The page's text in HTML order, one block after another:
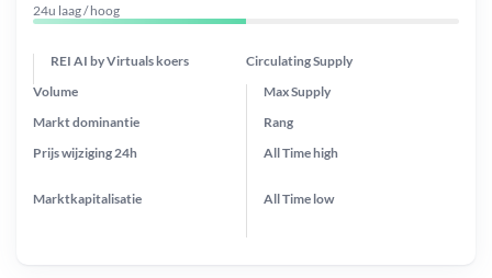
24u laag / hoog
REI AI by Virtuals koers Circulating Supply
Prijs wijziging 24h
Max Supply
Markt dominantie
Marktkapitalisatie
Volume
Rang
All Timehigh
All Time low